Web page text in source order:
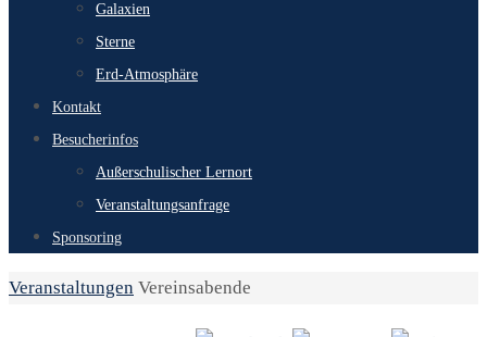
Galaxien
Sterne
Erd-Atmosphäre
Kontakt
Besucherinfos
Außerschulischer Lernort
Veranstaltungsanfrage
Sponsoring
Start
Veranstaltungen Vereinsabende